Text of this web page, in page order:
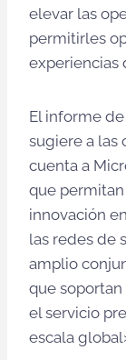
elevar las
permitirles
experiencias
El informe
sugiere a las
cuenta a
que
innovación
las redes de
amplio
que
el servicio
escala